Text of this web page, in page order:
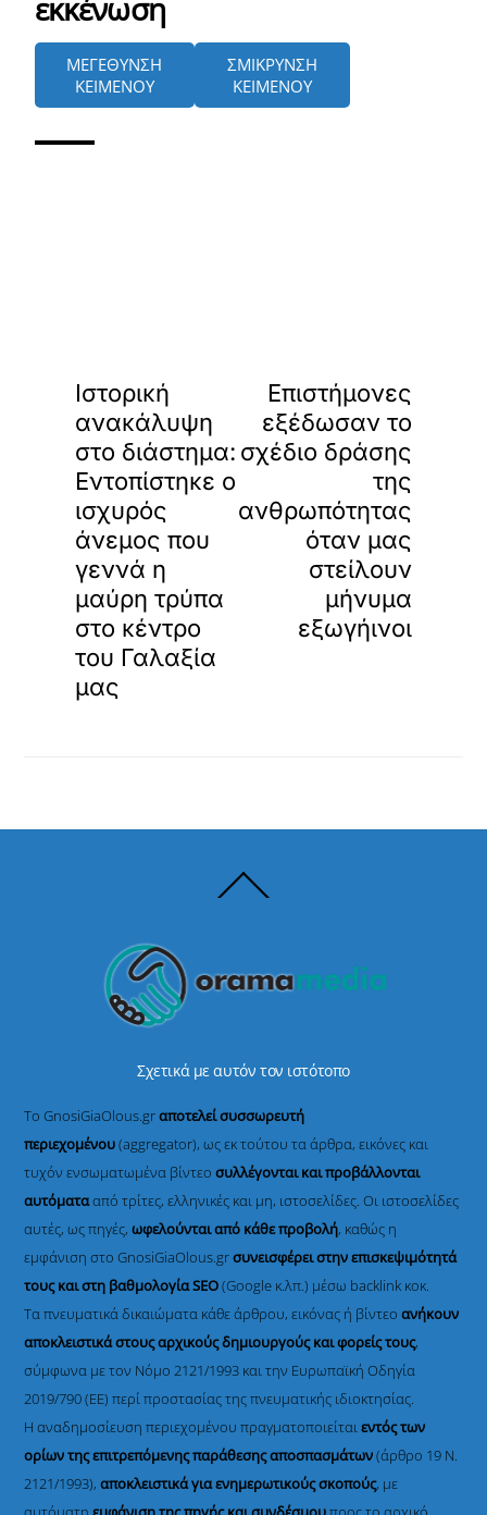
εκκένωση
ΜΕΓΕΘΥΝΣΗ
ΚΕΙΜΕΝΟΥ
ΣΜΙΚΡΥΝΣΗ
ΚΕΙΜΕΝΟΥ
Ιστορική
ανακάλυψη
στο διάστημα:
Εντοπίστηκε ο
ισχυρός
άνεμος που
γεννά η
μαύρη τρύπα
στο κέντρο
του Γαλαξία
μας
Επιστήμονες
εξέδωσαν το
σχέδιο δράσης
της
ανθρωπότητας
όταν μας
στείλουν
μήνυμα
εξωγήινοι
To
Σχετικά με αυτόν τον ιστότοπο
Το GnosiGiaOlous.grαποτελεί συσσωρευτή
περιεχομένου(aggregator), ως εκ τούτου τα άρθρα, εικόνες και
τυχόν ενσωματωμένα βίντεοσυλλέγονται και προβάλλονται
αυτόματααπό τρίτες, ελληνικές και μη, ιστοσελίδες. Οι ιστοσελίδες
αυτές, ως πηγές,ωφελούνται από κάθε προβολή, καθώς η
εμφάνιση στο GnosiGiaOlous.grσυνεισφέρει στην επισκεψιμότητά
τους και στη βαθμολογία SEO(Google κ.λπ.) μέσω backlink κοκ.
Τα πνευματικά δικαιώματα κάθε άρθρου, εικόνας ή βίντεοανήκουν
αποκλειστικά στους αρχικούς δημιουργούς και φορείς τους,
σύμφωνα με τον Νόμο 2121/1993 και την Ευρωπαϊκή Οδηγία
2019/790 (ΕΕ) περί προστασίας της πνευματικής ιδιοκτησίας.
Η αναδημοσίευση περιεχομένου πραγματοποιείταιεντός των
ορίων της επιτρεπόμενης παράθεσης αποσπασμάτων(άρθρο 19 Ν.
2121/1993), αποκλειστικά για ενημερωτικούς σκοπούς, με